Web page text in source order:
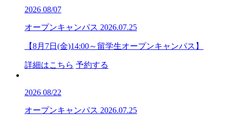
2026 08/07
オープンキャンパス 2026.07.25
【8月7日(金)14:00～留学生オープンキャンパス】
詳細はこちら 予約する
2026 08/22
オープンキャンパス 2026.07.25